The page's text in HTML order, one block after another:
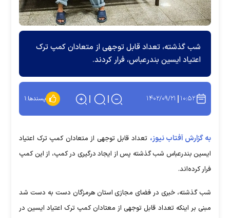
شب گذشته، تعداد قابل توجهی از متعادان کمپ ترک
اعتیاد ایسین بندرعباس، فرار کردند.
۱۰:۵۲ ۱۴۰۲/۰۹/۲۱ پسندها:۱
به گزارش آفتاب نیوز، تعداد قابل توجهی از متعادان کمپ ترک اعتیاد
ایسین بندرعباس شب گذشته پس از ایجاد درگیری در کمپ، از این کمپ
فرار کرده‌اند.
شب گذشته، خبری در فضای مجازی استان هرمزگان دست به دست شد
مبنی بر اینکه تعداد قابل توجهی از معتادان کمپ ترک اعتیاد ایسین در